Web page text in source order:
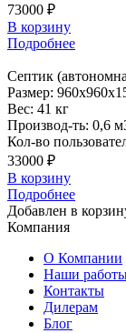
73000 ₽
В корзину
Подробнее
Септик
Размер:
Вес: 41 кг
Производ-ть: 0,6
Кол-во
33000 ₽
В корзину
Подробнее
Добавлен в
Компания
О Компании
Наши
Контакты
Дилерам
Блог